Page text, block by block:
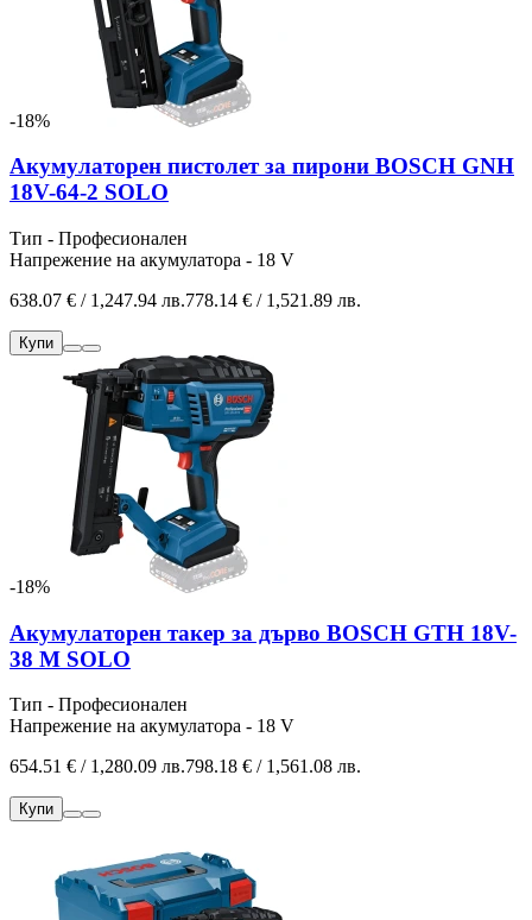
-18%
Акумулаторен пистолет за пирони BOSCH GNH
18V-64-2 SOLO
Тип - Професионален
Напрежение на акумулатора - 18 V
638.07 € / 1,247.94 лв.778.14 € / 1,521.89 лв.
Купи
-18%
Акумулаторен такер за дърво BOSCH GTH 18V-
38 M SOLO
Тип - Професионален
Напрежение на акумулатора - 18 V
654.51 € / 1,280.09 лв.798.18 € / 1,561.08 лв.
Купи